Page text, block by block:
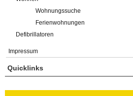
Wohnungssuche
Ferienwohnungen
Defibrillatoren
Impressum
Quicklinks